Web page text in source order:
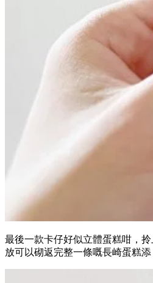
最後一款卡仔好似立體蛋糕咁，
放可以砌返完整一條嘅長崎蛋糕添